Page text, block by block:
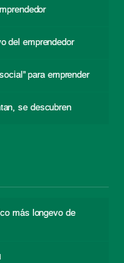
del emprendedor
para emprender
se descubren
más longevo de